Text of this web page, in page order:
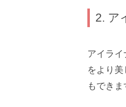
2. ア
アイラ
をより
もできま